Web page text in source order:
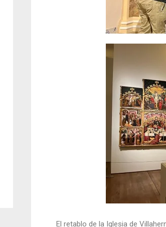
El retablo de la Iglesia de